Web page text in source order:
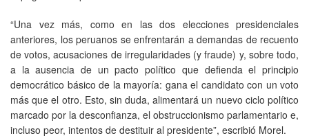
“Una vez más, como en las dos elecciones presidenciales
anteriores, los peruanos se enfrentarán a demandas de recuento
de votos, acusaciones de irregularidades (y fraude) y, sobre todo,
a la ausencia de un pacto político que defienda el principio
democrático básico de la mayoría: gana el candidato con un voto
más que el otro. Esto, sin duda, alimentará un nuevo ciclo político
marcado por la desconfianza, el obstruccionismo parlamentario e,
incluso peor, intentos de destituir al presidente”, escribió Morel.